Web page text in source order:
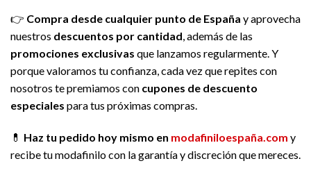
👉 Compra desde cualquier punto de España y aprovecha
nuestros descuentos por cantidad, además de las
promociones exclusivas que lanzamos regularmente. Y
porque valoramos tu confianza, cada vez que repites con
nosotros te premiamos con cupones de descuento
especiales para tus próximas compras.
💊 Haz tu pedido hoy mismo en modafiniloespaña.com y
recibe tu modafinilo con la garantía y discreción que mereces.